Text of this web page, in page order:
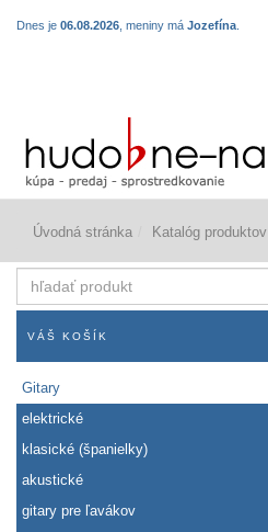
Dnes je 06.08.2026 , meniny má Jozefína
Úvodná stránka Katalóg produktov
produkt
VÁŠ KOŠÍK
Gitary
elektrické
klasické (španielky)
akustické
gitary pre ľavákov